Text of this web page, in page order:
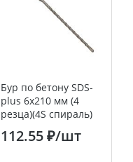
Бур по бетону SDS-
plus 6х210 мм (4
резца)(4S спираль)
EKF Expert
112.55 ₽/шт